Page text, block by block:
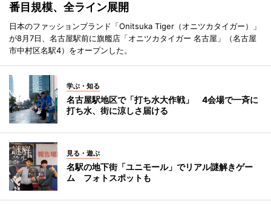
番目規模、全ライン展開
日本のファッションブランド「Onitsuka Tiger（オニツカタイガー）」
が8月7日、名古屋駅前に旗艦店「オニツカタイガー 名古屋」（名古屋
市中村区名駅4）をオープンした。
学ぶ・知る
名古屋駅地区で「打ち水大作戦」 4会場で一斉に
打ち水、街に涼しさ届ける
見る・遊ぶ
名駅の地下街「ユニモール」でリアル謎解きゲー
ム フォトスポットも